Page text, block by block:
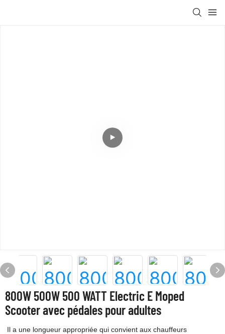
800W 500W 500 WATT Electric E Moped
Scooter avec pédales pour adultes
Il a une longueur appropriée qui convient aux chauffeurs